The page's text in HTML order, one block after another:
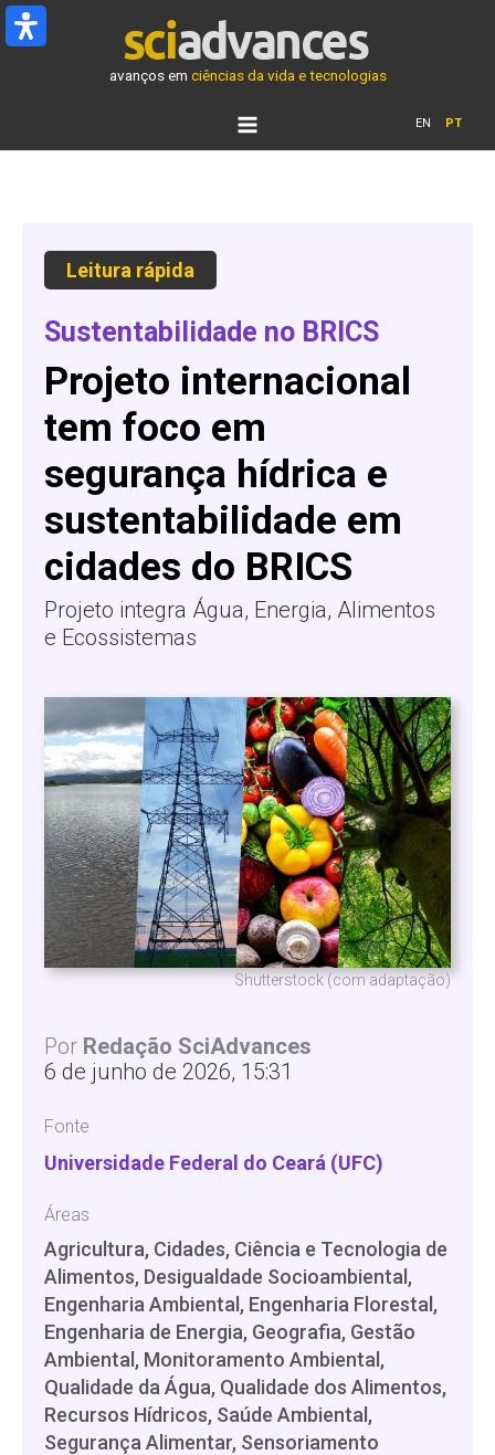
Ir
para
avanços em ciências da vida e tecnologias
EN PT
Leitura rápida
Sustentabilidade no BRICS
Projeto internacional
tem foco em
segurança hídrica e
sustentabilidade em
cidades do BRICS
Projeto integra Água, Energia, Alimentos
e Ecossistemas
Shutterstock (com adaptação)
Por Redação SciAdvances
6 de junho de 2026, 15:31
Fonte
Universidade Federal do Ceará (UFC)
Áreas
Agricultura, Cidades, Ciência e Tecnologia de
Alimentos, Desigualdade Socioambiental,
Engenharia Ambiental, Engenharia Florestal,
Engenharia de Energia, Geografia, Gestão
Ambiental, Monitoramento Ambiental,
Qualidade da Água, Qualidade dos Alimentos,
Recursos Hídricos, Saúde Ambiental,
Segurança Alimentar, Sensoriamento